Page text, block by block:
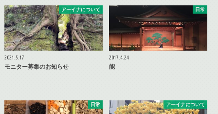
アーイナについて
2021.5.17
モニター募集のお知らせ
日常
2017.4.24
能
日常 アーイナについて